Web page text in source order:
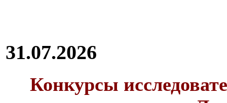
31.07.2026
Конкурсы